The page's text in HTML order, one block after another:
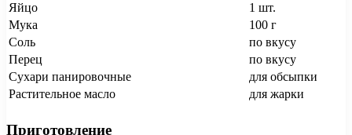
Яйцо
1 шт.
Мука
100 г
Соль
по вкусу
Перец
по вкусу
Сухари панировочные
для обсыпки
Растительное масло
для жарки
Приготовление